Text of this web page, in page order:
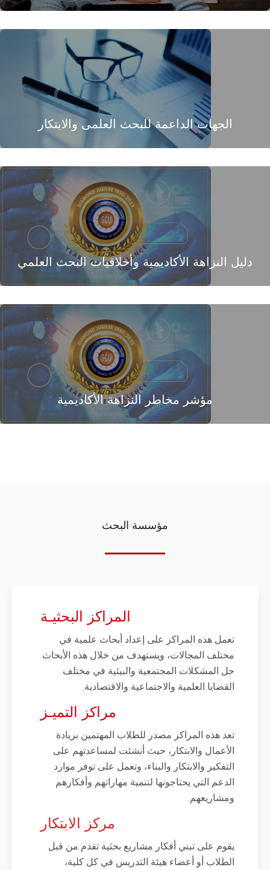
الجهات الداعمة للبحث العلمى والابتكار
دليل النزاهة الأكاديمية وأخلاقيات البحث العلمي
مؤشر مخاطر النزاهة الأكاديمية
مؤسسة البحث
المراكز البحثيـة
تعمل هذه المراكز على إعداد أبحاث علمية في
مختلف المجالات، ويستهدف من خلال هذه الأبحاث
حل المشكلات المجتمعية والبيئية في مختلف
القضايا العلمية والاجتماعية والاقتصادية.
مراكز التميـز
تعد هذه المراكز مصدر للطلاب المهتمين بريادة
الأعمال والابتكار، حيث أنشئت لمساعدتهم على
التفكير والابتكار والبناء، وتعمل على توفر موارد
الدعم التي يحتاجونها لتنمية مهاراتهم وأفكارهم
ومشاريعهم.
مركز الابتكار
يقوم على تبني أفكار مشاريع بحثية تقدم من قبل
الطلاب أو أعضاء هيئة التدريس في كل كلية،